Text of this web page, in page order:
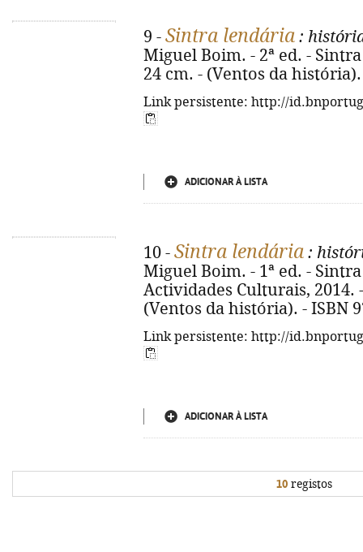
9 - Sintra lendária :
Miguel Boim. - 2ª ed. -
24 cm. - (Ventos da história).
Link persistente: http://
ADICIONAR À LISTA
10 - Sintra lendária :
Miguel Boim. - 1ª ed. -
Actividades Culturais, 2014.
(Ventos da história). - ISBN
Link persistente: http://
ADICIONAR À LISTA
10registos